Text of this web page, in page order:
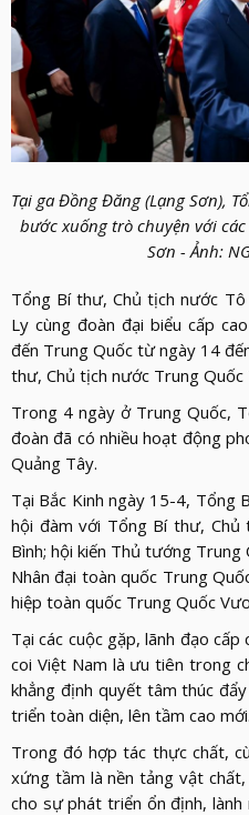
Tại ga Đồng Đăng (Lạng Sơn),
bước xuống trò chuyện với
Sơn - Ảnh:
Tổng Bí thư, Chủ tịch nước
Ly cùng đoàn đại biểu cấp
đến Trung Quốc từ ngày 14
thư, Chủ tịch nước Trung Quốc
Trong 4 ngày ở Trung Quốc,
đoàn đã có nhiều hoạt động
Quảng Tây.
Tại Bắc Kinh ngày 15-4, Tổng
hội đàm với Tổng Bí thư, Chủ
Bình; hội kiến Thủ tướng
Nhân đại toàn quốc Trung
hiệp toàn quốc Trung Quốc
Tại các cuộc gặp, lãnh đạo
coi Việt Nam là ưu tiên trong
khẳng định quyết tâm thúc
triển toàn diện, lên tầm cao mới.
Trong đó hợp tác thực chất,
xứng tầm là nền tảng vật
cho sự phát triển ổn định,